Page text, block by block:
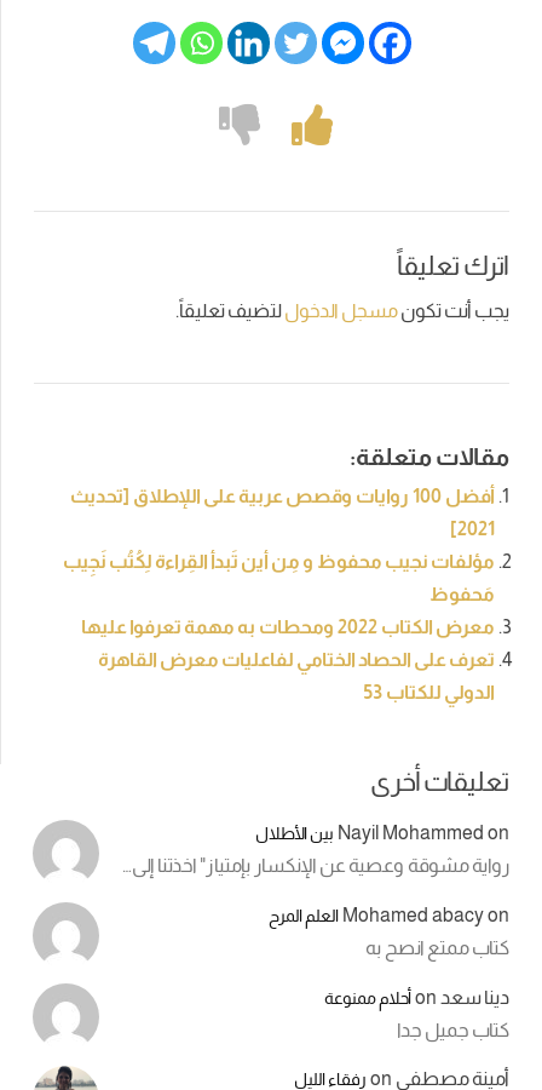
اترك تعليقاً
يجب أنت تكونمسجل الدخوللتضيف تعليقاً.
مقالات متعلقة:
أفضل 100 روايات وقصص عربية على اللإطلاق [تحديث
2021]
مؤلفات نجيب محفوظ و مِن أين تَبدأ القِراءة لِكُتُب نَجِيب
مَحفوظ
معرض الكتاب 2022 ومحطات به مهمة تعرفوا عليها
تعرف على الحصاد الختامي لفاعليات معرض القاهرة
الدولي للكتاب 53
تعليقات أخرى
Nayil Mohammed on بين الأطلال
رواية مشوقة وعصية عن الإنكسار بإمتياز" اخذتنا إلى…
Mohamed abacyon العلم المرح
كتاب ممتع انصح به
دينا سعد onأحلام ممنوعة
كتاب جميل جدا
أمينة مصطفى on رفقاء الليل